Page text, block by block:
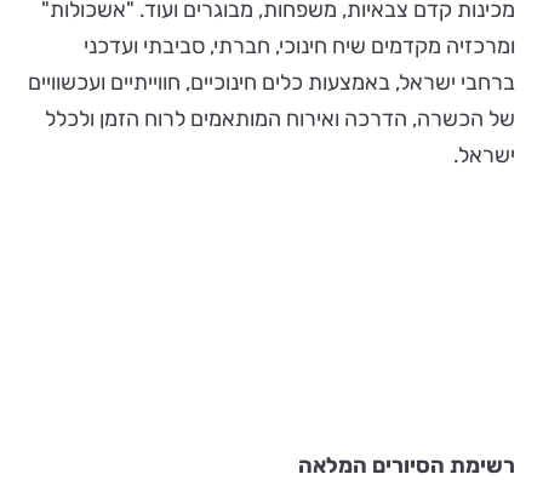
מכינות קדם צבאיות, משפחות, מבוגרים ועוד. "אשכולות"
ומרכזיה מקדמים שיח חינוכי, חברתי, סביבתי ועדכני
ברחבי ישראל, באמצעות כלים חינוכיים, חווייתיים ועכשוויים
של הכשרה, הדרכה ואירוח המותאמים לרוח הזמן ולכלל
ישראל.
רשימת הסיורים המלאה